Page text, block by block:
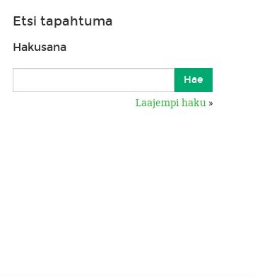
Etsi tapahtuma
Hakusana
Laajempi haku »